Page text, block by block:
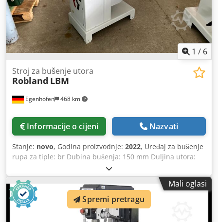
1 / 6
Egenhofen 468 km
Stroj za bušenje utora
Robland LBM
Informacije o cijeni Nazvati
Stanje: novo, Godina proizvodnje: 2022, Uređaj za bušenje
rupa za tiple: br Dubina bušenja: 150 mm Duljina utora:
180 mm Raspon podešavanja visine: 145 mm Snaga
motora: 1,5kW Csdpfjgq Un Ajx Aqtjrf Brzina: 3000 o/min
Usisni priključak: 100 mm Duljina stroja: 1280 mm Širina
stroja: 960 mm Težina: 240 kg
Mali oglasi
Spremi pretragu